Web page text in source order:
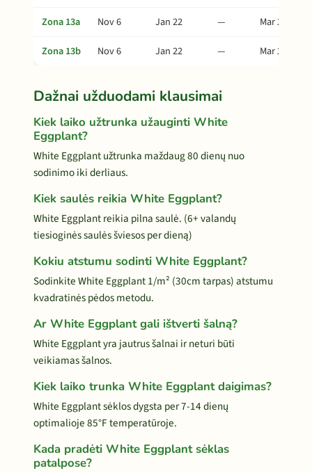
Zona 13a Nov 6 Jan 22 —
Mar 28
Zona 13b
Nov 6 Jan 22 — Mar 28
Dažnai užduodami klausimai
Kiek laiko užtrunka užauginti White
Eggplant?
White Eggplant užtrunka maždaug 80 dienų nuo
sodinimo iki derliaus.
Kiek saulės reikia White Eggplant?
White Eggplant reikia pilna saulė. (6+ valandų
tiesioginės saulės šviesos per dieną)
Kokiu atstumu sodinti White Eggplant?
Sodinkite White Eggplant 1/m² (30cm tarpas) atstumu
kvadratinės pėdos metodu.
Ar White Eggplant gali ištverti šalną?
White Eggplant yra jautrus šalnai ir neturi būti
veikiamas šalnos.
Kiek laiko trunka White Eggplant daigimas?
White Eggplant sėklos dygsta per 7-14 dienų
optimalioje 85°F temperatūroje.
Kada pradėti White Eggplant sėklas
patalpose?